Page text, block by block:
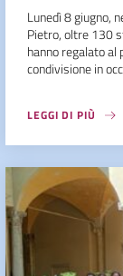
Lunedì 8 giugno,
Pietro, oltre 130
hanno regalato al
condivisione in
LEGGI DI PIÙ